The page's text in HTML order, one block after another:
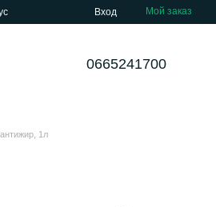
Вход Мой заказ
0665241700
1л